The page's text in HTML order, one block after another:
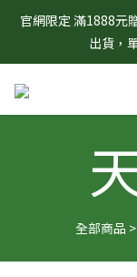
8/1-8/31 淨心護運
官網限定 滿1888元
出貨，
8/1-8/31 淨心護運
全部商品 >